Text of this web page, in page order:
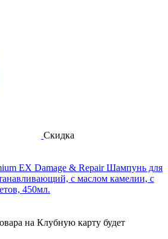
Скидка
EX Damage & Repair Шампунь для
с маслом камелии, с
450мл.
на Клубную карту будет